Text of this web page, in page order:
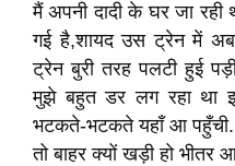
मैं अपनी दादी के घर जा रही
गई है,शायद उस ट्रेन में अब
ट्रेन बुरी तरह पलटी हुई
मुझे बहुत डर लग रहा था
भटकते-भटकते यहाँ आ
तो बाहर क्यों खड़ी हो भीतर